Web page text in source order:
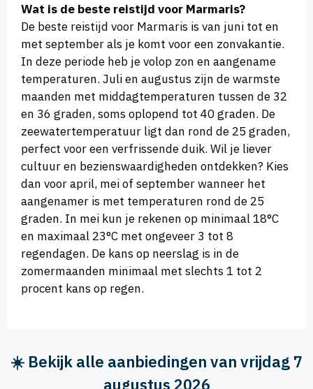
Wat is de beste reistijd voor Marmaris?
De beste reistijd voor Marmaris is van juni tot en
met september als je komt voor een zonvakantie.
In deze periode heb je volop zon en aangename
temperaturen. Juli en augustus zijn de warmste
maanden met middagtemperaturen tussen de 32
en 36 graden, soms oplopend tot 40 graden. De
zeewatertemperatuur ligt dan rond de 25 graden,
perfect voor een verfrissende duik. Wil je liever
cultuur en bezienswaardigheden ontdekken? Kies
dan voor april, mei of september wanneer het
aangenamer is met temperaturen rond de 25
graden. In mei kun je rekenen op minimaal 18°C
en maximaal 23°C met ongeveer 3 tot 8
regendagen. De kans op neerslag is in de
zomermaanden minimaal met slechts 1 tot 2
procent kans op regen.
☀️ Bekijk alle aanbiedingen van vrijdag 7
augustus 2026